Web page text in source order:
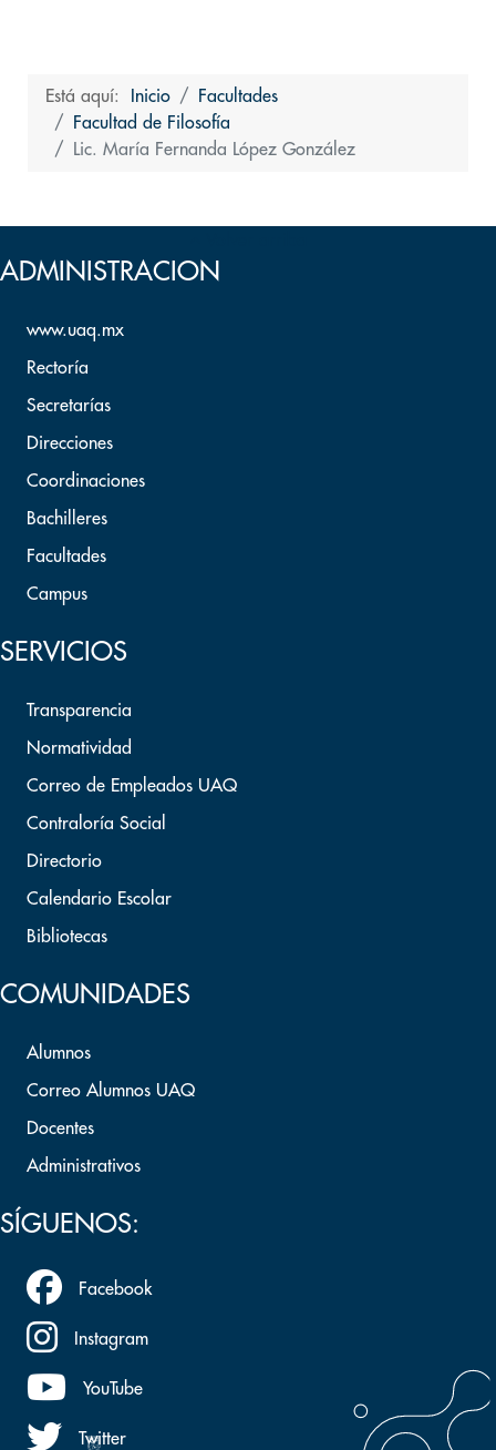
Está aquí: Inicio
Facultades
Facultad de Filosofía
Lic. María Fernanda López González
ADMINISTRACION
www.uaq.mx
Rectoría
Secretarías
Direcciones
Coordinaciones
Bachilleres
Facultades
Campus
SERVICIOS
Transparencia
Normatividad
Correo de Empleados UAQ
Contraloría Social
Directorio
Calendario Escolar
Bibliotecas
COMUNIDADES
Alumnos
Correo Alumnos UAQ
Docentes
Administrativos
SÍGUENOS:
Facebook
Instagram
YouTube
Twitter